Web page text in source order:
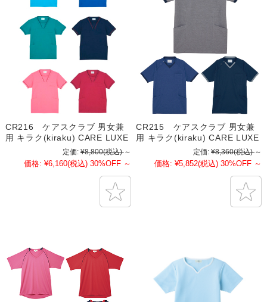
CR216 ケアスクラブ 男女兼
用 キラク(kiraku) CARE LUXE
定価: ¥8,800(税込) ～
価格: ¥6,160(税込) 30%OFF ～
CR215 ケアスクラブ 男女兼
用 キラク(kiraku) CARE LUXE
定価: ¥8,360(税込) ～
価格: ¥5,852(税込) 30%OFF ～